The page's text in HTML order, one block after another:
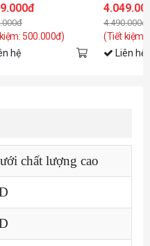
500.000đ)
hệ
4.490.000đ
(Tiết kiệm:
Liên hệ
chất lượng cao